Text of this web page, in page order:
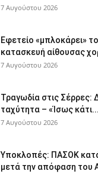
7 Αυγούστου 2026
Εφετείο «μπλοκάρει»
κατασκευή αίθουσας
7 Αυγούστου 2026
Τραγωδία στις Σέρρες:
ταχύτητα – «Ίσως κάτι...
7 Αυγούστου 2026
Υποκλοπές: ΠΑΣΟΚ
μετά την απόφαση του